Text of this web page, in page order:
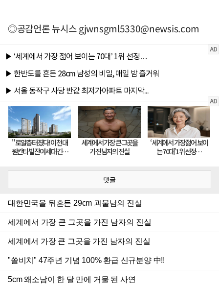
◎공감언론 뉴시스gjwnsgml5330@newsis.com
댓글